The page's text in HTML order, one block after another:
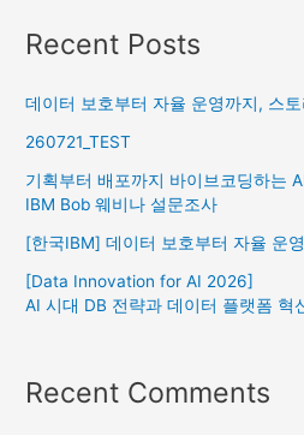
Recent Posts
데이터 보호부터 자율 운영까지, 스
260721_TEST
기획부터 배포까지 바이브코딩하는
IBM Bob 웨비나 설문조사
[한국IBM] 데이터 보호부터 자율 운
[Data Innovation for AI 2026]
AI 시대 DB 전략과 데이터 플랫폼 혁
Recent Comments